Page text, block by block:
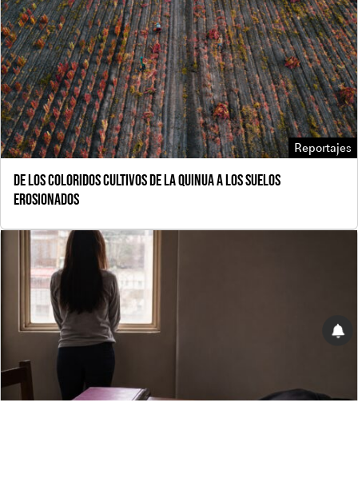
Reportajes
De los coloridos cultivos de la quinua a los suelos
erosionados